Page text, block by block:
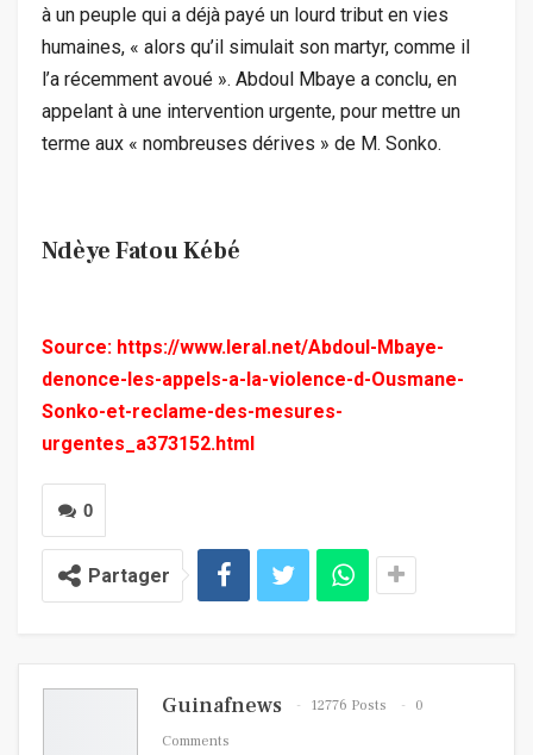
à un peuple qui a déjà payé un lourd tribut en vies
humaines, « alors qu’il simulait son martyr, comme il
l’a récemment avoué ». Abdoul Mbaye a conclu, en
appelant à une intervention urgente, pour mettre un
terme aux « nombreuses dérives » de M. Sonko.
Ndèye Fatou Kébé
Source: https://www.leral.net/Abdoul-Mbaye-
denonce-les-appels-a-la-violence-d-Ousmane-
Sonko-et-reclame-des-mesures-
urgentes_a373152.html
0
Partager
Guinafnews 12776 Posts
0
Comments